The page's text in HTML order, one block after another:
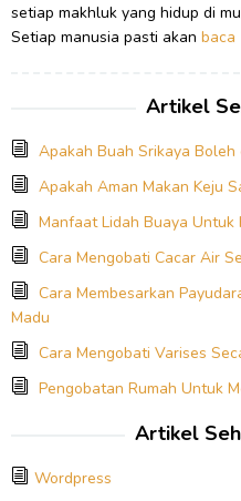
setiap makhluk yang hidup di
Setiap manusia pasti akan baca
Artikel
Apakah Buah Srikaya
Apakah Aman Makan Keju
Manfaat Lidah Buaya Untuk
Cara Mengobati Cacar Air
Cara Membesarkan
Madu
Cara Mengobati Varises
Pengobatan Rumah Untuk
Artikel
Wordpress